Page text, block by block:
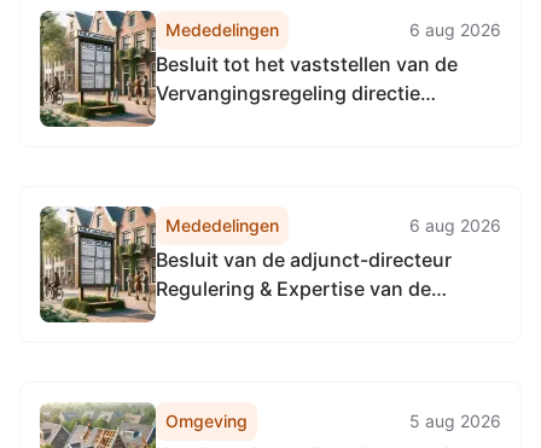
directeur Omgevingsdienst
Noordzeekanaalgebied
Mededelingen 6 aug 2026
Besluit tot het vaststellen van de
Vervangingsregeling directie
Mededelingen 6 aug 2026
Besluit van de adjunct-directeur
Regulering & Expertise van de
Vervangingsregeling directie
Regulering & Expertise
Omgeving 5 aug 2026